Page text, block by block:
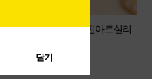
블럭치즈몰드(L-5)/레진아트실리
닫기